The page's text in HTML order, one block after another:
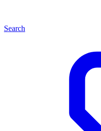
Search